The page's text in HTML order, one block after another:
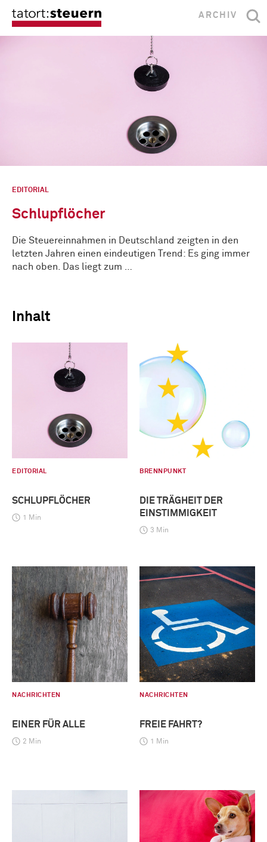
ARCHIV
EDITORIAL
Schlupflöcher
Die Steuereinnahmen in Deutschland zeigten in den
letzten Jahren einen eindeutigen Trend: Es ging immer
nach oben. Das liegt zum …
Inhalt
EDITORIAL
SCHLUPFLÖCHER
1 Min
BRENNPUNKT
DIE TRÄGHEIT DER
EINSTIMMIGKEIT
3 Min
NACHRICHTEN
EINER FÜR ALLE
2 Min
NACHRICHTEN
FREIE FAHRT?
1 Min